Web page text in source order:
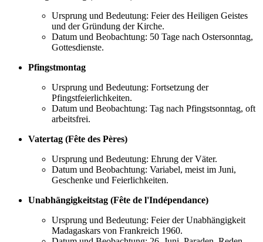
Ursprung und Bedeutung: Feier des Heiligen Geistes
und der Gründung der Kirche.
Datum und Beobachtung: 50 Tage nach Ostersonntag,
Gottesdienste.
Pfingstmontag
Ursprung und Bedeutung: Fortsetzung der
Pfingstfeierlichkeiten.
Datum und Beobachtung: Tag nach Pfingstsonntag, oft
arbeitsfrei.
Vatertag (Fête des Pères)
Ursprung und Bedeutung: Ehrung der Väter.
Datum und Beobachtung: Variabel, meist im Juni,
Geschenke und Feierlichkeiten.
Unabhängigkeitstag (Fête de l'Indépendance)
Ursprung und Bedeutung: Feier der Unabhängigkeit
Madagaskars von Frankreich 1960.